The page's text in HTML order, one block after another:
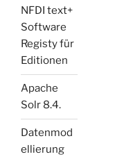
NFDI text+
Software
Registy für
Editionen
Apache
Solr 8.4.
Datenmod
ellierung